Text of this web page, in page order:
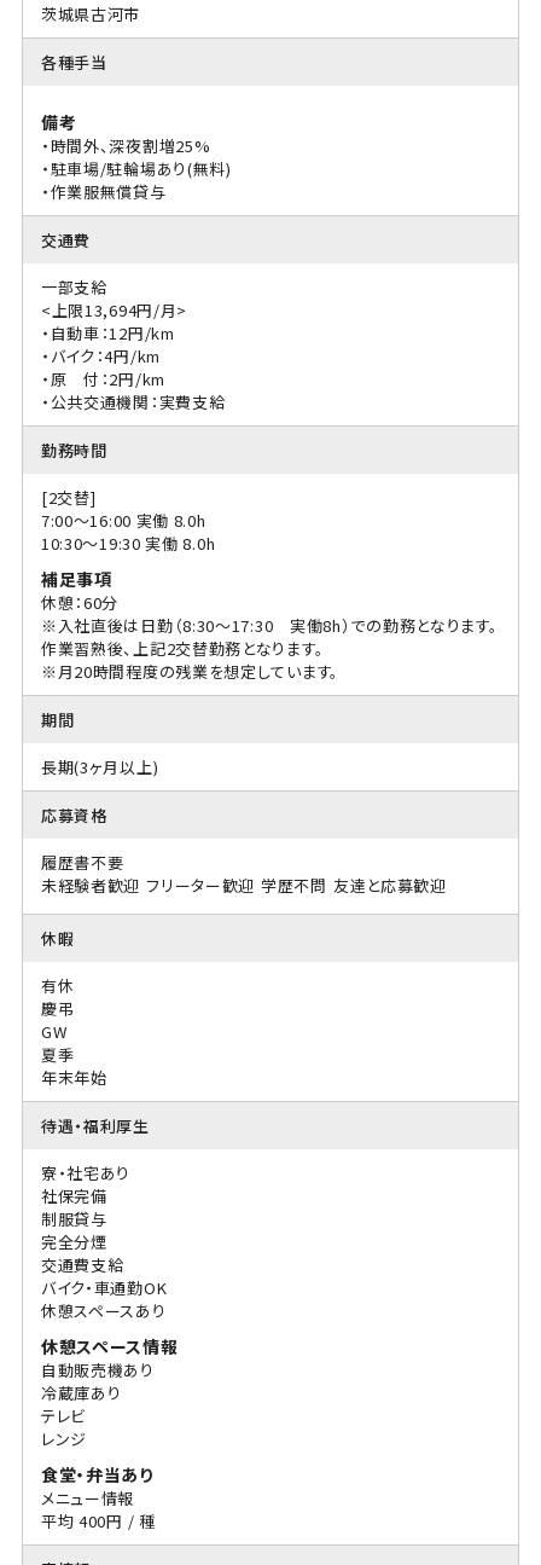
茨城県古河市
各種手当
備考
・時間外、深夜割増25%
・駐車場/駐輪場あり(無料)
・作業服無償貸与
交通費
一部支給
<上限13,694円/月>
・自動車：12円/km
・バイク：4円/km
・原 付：2円/km
・公共交通機関：実費支給
勤務時間
[2交替]
7:00〜16:00 実働 8.0h
10:30〜19:30 実働 8.0h
補足事項
休憩：60分
※入社直後は日勤（8:30～17:30 実働8h）での勤務となります。
作業習熟後、上記2交替勤務となります。
※月20時間程度の残業を想定しています。
期間
長期(3ヶ月以上)
応募資格
履歴書不要
未経験者歓迎 フリーター歓迎 学歴不問 友達と応募歓迎
休暇
有休
慶弔
GW
夏季
年末年始
待遇・福利厚生
寮・社宅あり
社保完備
制服貸与
完全分煙
交通費支給
バイク・車通勤OK
休憩スペースあり
休憩スペース情報
自動販売機あり
冷蔵庫あり
テレビ
レンジ
食堂・弁当あり
メニュー情報
平均 400円 / 種